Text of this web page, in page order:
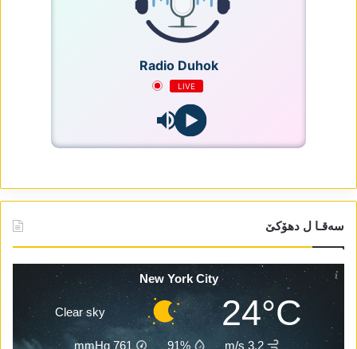
Radio Duhok
LIVE
سەقـا ل دھۆکێ
New York City
24°C
Clear sky
3.2 m/s
91%
761
mmHg